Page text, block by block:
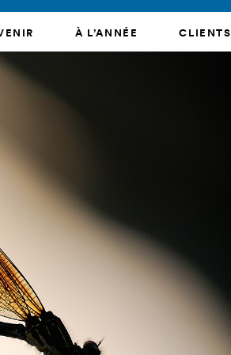
À L’ANNÉE CLIENTS